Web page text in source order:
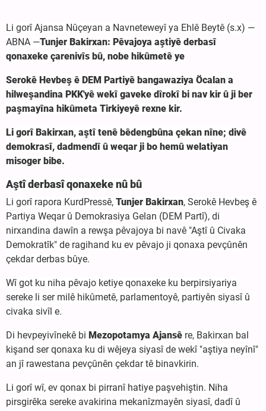
Li gorî Ajansa Nûçeyan a Navneteweyî ya Ehlê Beytê (s.x) —
ABNA —Tunjer Bakirxan: Pêvajoya aştiyê derbasî
qonaxeke çarenivîs bû, nobe hikûmetê ye
Serokê Hevbeş ê DEM Partiyê bangawaziya Öcalan a
hilweşandina PKK'yê wekî gaveke dîrokî bi nav kir û ji ber
paşmayîna hikûmeta Tirkiyeyê rexne kir.
Li gorî Bakirxan, aştî tenê bêdengbûna çekan nîne; divê
demokrasî, dadmendî û weqar ji bo hemû welatiyan
misoger bibe.
Aştî derbasî qonaxeke nû bû
Li gorî rapora KurdPressê, Tunjer Bakirxan, Serokê Hevbeş ê
Partiya Weqar û Demokrasiya Gelan (DEM Partî), di
nirxandina dawîn a rewşa pêvajoya bi navê "Aştî û Civaka
Demokratîk" de ragihand ku ev pêvajo ji qonaxa pevçûnên
çekdar derbas bûye.
Wî got ku niha pêvajo ketiye qonaxeke ku berpirsiyariya
sereke li ser milê hikûmetê, parlamentoyê, partiyên siyasî û
civaka sivîl e.
Di hevpeyivînekê bi Mezopotamya Ajansê re, Bakirxan bal
kişand ser qonaxa ku di wêjeya siyasî de wekî "aştiya neyînî"
an jî rawestana pevçûnên çekdar tê binavkirin.
Li gorî wî, ev qonax bi pirranî hatiye paşvehiştin. Niha
pirsgirêka sereke avakirina mekanîzmayên siyasî, dadî û